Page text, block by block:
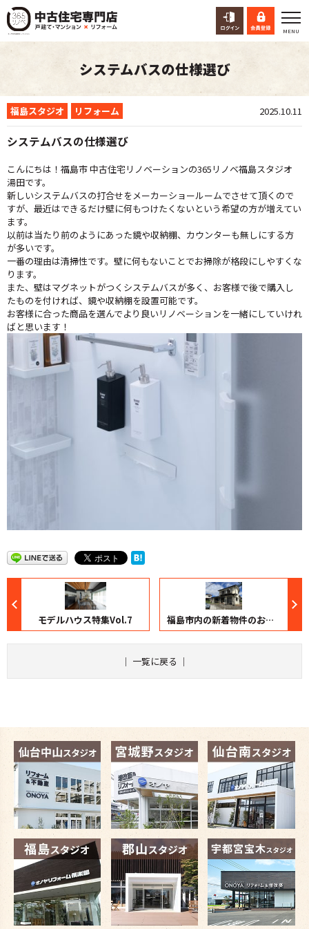
システムバスの仕様選び
福島スタジオ リフォーム 2025.10.11
システムバスの仕様選び
こんにちは！福島市 中古住宅リノベーションの365リノベ福島スタジオ
湯田です。
新しいシステムバスの打合せをメーカーショールームでさせて頂くので
すが、最近はできるだけ壁に何もつけたくないという希望の方が増えてい
ます。
以前は当たり前のようにあった鏡や収納棚、カウンターも無しにする方
が多いです。
一番の理由は清掃性です。壁に何もないことでお掃除が格段にしやすくな
ります。
また、壁はマグネットがつくシステムバスが多く、お客様で後で購入し
たものを付ければ、鏡や収納棚を設置可能です。
お客様に合った商品を選んでより良いリノベーションを一緒にしていけれ
ばと思います！
モデルハウス特集Vol.7 福島市内の新着物件のお知らせ♪
｜ 一覧に戻る ｜